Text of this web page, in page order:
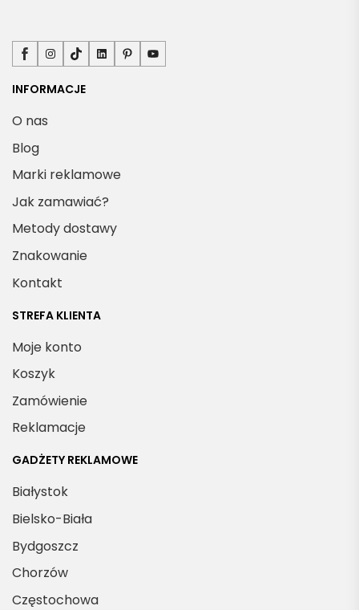
Facebook
Instagram
TikTokLinkedInPinterestYouTube
INFORMACJE
O nas
Blog
Marki reklamowe
Jak zamawiać?
Metody dostawy
Znakowanie
Kontakt
STREFA KLIENTA
Moje konto
Koszyk
Zamówienie
Reklamacje
GADŻETY REKLAMOWE
Białystok
Bielsko-Biała
Bydgoszcz
Chorzów
Częstochowa